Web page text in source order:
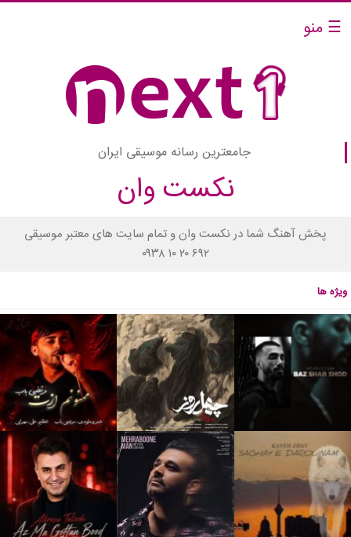
☰ منو
جامعترین رسانه موسیقی ایران
نکست وان
پخش آهنگ شما در نکست وان و تمام سایت های معتبر موسیقی
۰۹۳۸ ۱۰ ۲۰ ۶۹۲
ویژه ها